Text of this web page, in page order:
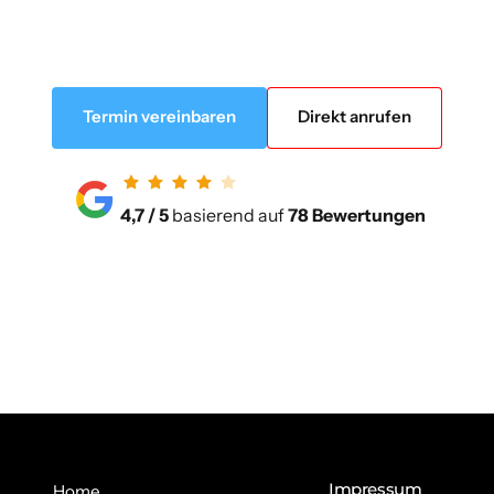
Termin vereinbaren Direkt anrufen
4,7 / 5 basierend auf 78 Bewertungen
Impressum